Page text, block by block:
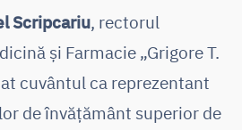
Scripcariu, rectorul
și Farmacie „Grigore T.
cuvântul ca reprezentant
de învățământ superior de